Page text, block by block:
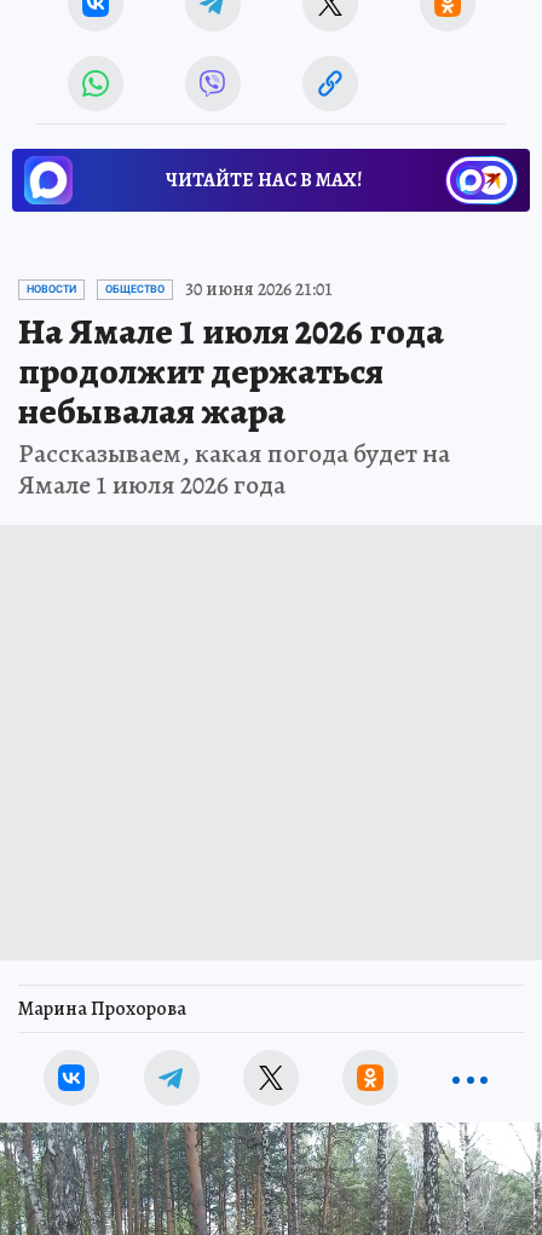
ЧИТАЙТЕ НАС В МАХ!
НОВОСТИ ОБЩЕСТВО 30 июня 2026 21:01
На Ямале 1 июля 2026 года
продолжит держаться
небывалая жара
Рассказываем, какая погода будет на
Ямале 1 июля 2026 года
Марина Прохорова